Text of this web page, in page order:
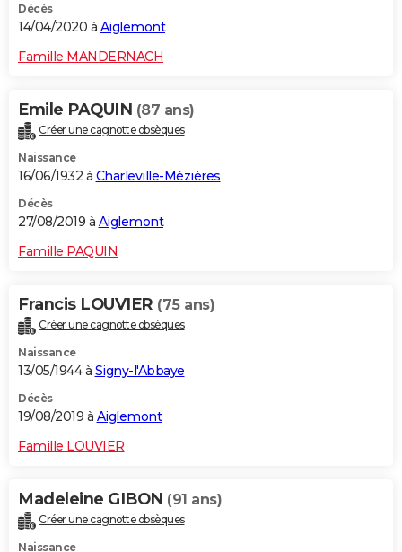
Décès
14/04/2020 à Aiglemont
Famille MANDERNACH
Emile PAQUIN (87 ans)
Créer une cagnotte obsèques
Naissance
16/06/1932 à Charleville-Mézières
Décès
27/08/2019 à Aiglemont
Famille PAQUIN
Francis LOUVIER (75 ans)
Créer une cagnotte obsèques
Naissance
13/05/1944 à Signy-l'Abbaye
Décès
19/08/2019 à Aiglemont
Famille LOUVIER
Madeleine GIBON (91 ans)
Créer une cagnotte obsèques
Naissance